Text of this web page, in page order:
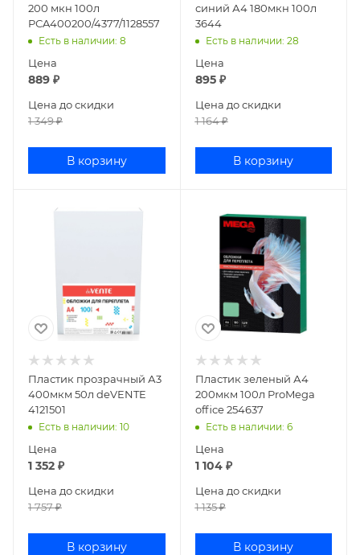
200 мкн 100л
PСA400200/4377/1128557
Есть в наличии: 8
Цена
889 ₽
Цена до скидки
1 349₽
В корзину
синий А4 180мкн 100л
3644
Есть в наличии: 28
Цена
895₽
Цена до скидки
1 164₽
В корзину
Пластик прозрачный А3
400мкм 50л deVENTE
4121501
Есть в наличии: 10
Цена
1 352 ₽
Цена до скидки
1 757₽
В корзину
Пластик зеленый А4
200мкм 100л ProMega
office 254637
Есть в наличии: 6
Цена
1 104₽
Цена до скидки
1 135₽
В корзину